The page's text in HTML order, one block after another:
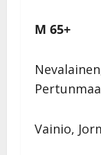
M 65+
Pertunmaa
Vainio,